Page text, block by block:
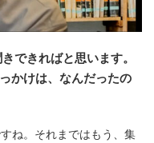
できればと思います。
かけは、なんだったの
ね。それまではもう、集